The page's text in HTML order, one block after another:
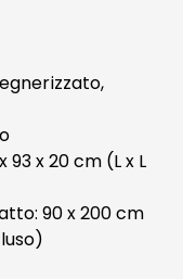
x 20 cm (L x L
90 x 200 cm